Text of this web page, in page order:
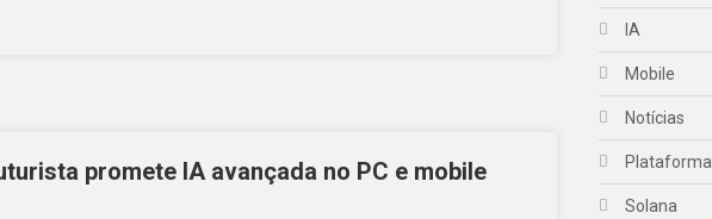
promete IA avançada no PC e mobile
IA
Mobile
Notícias
Plataforma
Solana